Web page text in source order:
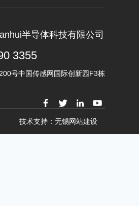
半导体科技有限公司
3355
号中国传感网国际创新园F3栋
技术支持：无锡网站建设